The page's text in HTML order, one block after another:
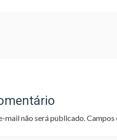
mail não será publicado.Campos